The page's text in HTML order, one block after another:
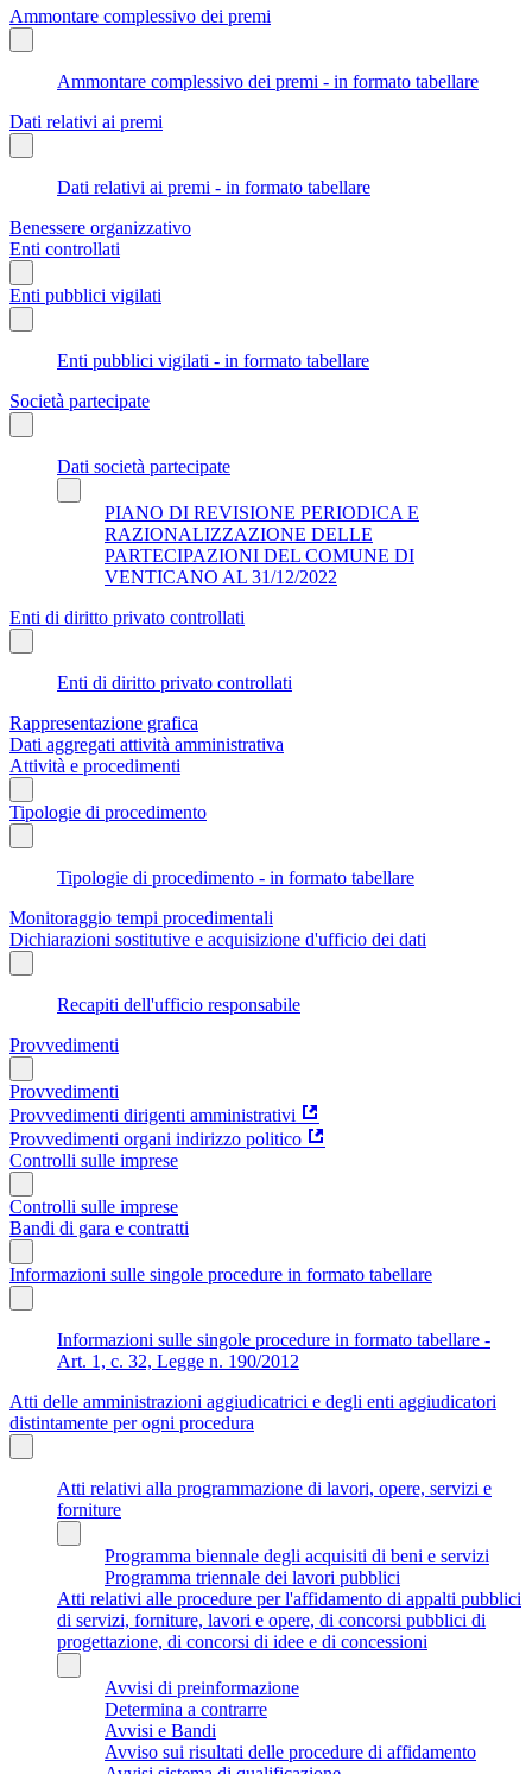
Ammontare complessivo dei premi
Ammontare complessivo dei premi - in formato tabellare
Dati relativi ai premi
Dati relativi ai premi - in formato tabellare
Benessere organizzativo
Enti controllati
Enti pubblici vigilati
Enti pubblici vigilati - in formato tabellare
Società partecipate
Dati società partecipate
PIANO DI REVISIONE PERIODICA E
RAZIONALIZZAZIONE DELLE
PARTECIPAZIONI DEL COMUNE DI
VENTICANO AL 31/12/2022
Enti di diritto privato controllati
Enti di diritto privato controllati
Rappresentazione grafica
Dati aggregati attività amministrativa
Attività e procedimenti
Tipologie di procedimento
Tipologie di procedimento - in formato tabellare
Monitoraggio tempi procedimentali
Dichiarazioni sostitutive e acquisizione d'ufficio dei dati
Recapiti dell'ufficio responsabile
Provvedimenti
Provvedimenti
Provvedimenti dirigenti amministrativi
Provvedimenti organi indirizzo politico
Controlli sulle imprese
Controlli sulle imprese
Bandi di gara e contratti
Informazioni sulle singole procedure in formato tabellare
Informazioni sulle singole procedure in formato tabellare -
Art. 1, c. 32, Legge n. 190/2012
Atti delle amministrazioni aggiudicatrici e degli enti aggiudicatori
distintamente per ogni procedura
Atti relativi alla programmazione di lavori, opere, servizi e
forniture
Programma biennale degli acquisiti di beni e servizi
Programma triennale dei lavori pubblici
Atti relativi alle procedure per l'affidamento di appalti pubblici
di servizi, forniture, lavori e opere, di concorsi pubblici di
progettazione, di concorsi di idee e di concessioni
Avvisi di preinformazione
Determina a contrarre
Avvisi e Bandi
Avviso sui risultati delle procedure di affidamento